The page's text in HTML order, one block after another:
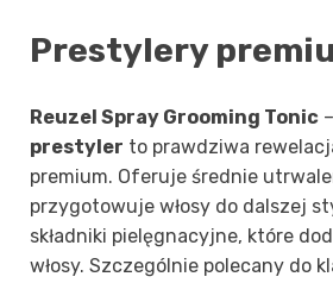
Prestylery
Reuzel Spray Grooming Tonic
prestyler to prawdziwa
premium. Oferuje średnie
przygotowuje włosy do dalszej
składniki pielęgnacyjne, które
włosy. Szczególnie polecany do